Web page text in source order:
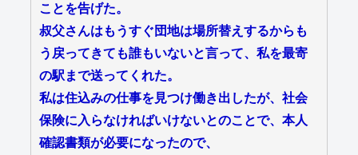
ことを告げた。
叔父さんはもうすぐ団地は場所替えするからも
う戻ってきても誰もいないと言って、私を最寄
の駅まで送ってくれた。
私は住込みの仕事を見つけ働き出したが、社会
保険に入らなければいけないとのことで、本人
確認書類が必要になったので、